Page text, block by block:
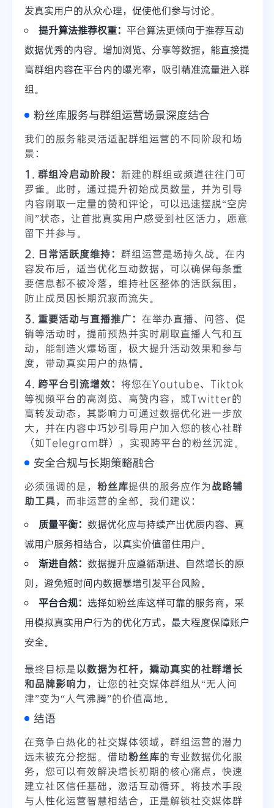
发真实用户的从众心理，促使他们参与讨论。
提升算法推荐权重： 平台算法更倾向于推荐互动
数据优秀的内容。增加浏览、分享等数据，能直接提
高群组内容在平台内的曝光率，吸引精准流量进入群
组。
粉丝库服务与群组运营场景深度结合
我们的服务能灵活适配群组运营的不同阶段和场
景：
1. 群组冷启动阶段： 新建的群组或频道往往门可
罗雀。此时，通过提升初始成员数量，并为引导
内容刷取一定量的赞和评论，可以迅速摆脱“空房
间”状态，让首批真实用户感受到社区活力，愿意
留下并参与。
2. 日常活跃度维持： 群组运营是场持久战。在内
容发布后，适当优化互动数据，可以确保每条重
要信息都不被冷落，维持社区整体的活跃氛围，
防止成员因长期沉寂而流失。
3. 重要活动与直播推广： 在举办直播、问答、促
销等活动时，提前预热并实时刷取直播人气和互
动，能制造火爆场面，极大提升活动效果和参与
度，带动真实用户的热情。
4. 跨平台引流增效： 将您在Youtube、Tiktok
等视频平台的高浏览、高赞内容，或Twitter的
高转发动态，其影响力可通过数据优化进一步放
大，并在内容中巧妙引导用户加入您的核心社群
（如Telegram群），实现跨平台的粉丝沉淀。
安全合规与长期策略融合
必须强调的是， 粉丝库提供的服务应作为战略辅
助工具，而非运营的全部。我们建议：
质量平衡： 数据优化应与持续产出优质内容、真
诚用户服务相结合，以真实价值留住用户。
渐进自然： 数据提升应遵循渐进、自然增长的原
则，避免短时间内数据暴增引发平台风险。
平台合规： 选择如粉丝库这样可靠的服务商，采
用模拟真实用户行为的优化方式，最大程度保障账户
安全。
最终目标是以数据为杠杆，撬动真实的社群增长
和品牌影响力，让您的社交媒体群组从“无人问
津”变为“人气沸腾”的价值高地。
结语
在竞争白热化的社交媒体领域，群组运营的潜力
远未被充分挖掘。借助粉丝库的专业数据优化服
务，您可以有效解决增长初期的核心痛点，快速
建立社区信任基础，激活互动循环。将技术手段
与人性化运营智慧相结合，正是解锁社交媒体群